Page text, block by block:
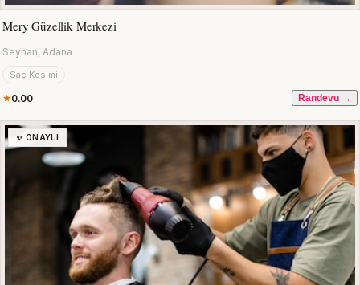
Mery Güzellik Merkezi
Seyhan, Adana
Saç Kesimi
0.00 Randevu →
✨ ONAYLI